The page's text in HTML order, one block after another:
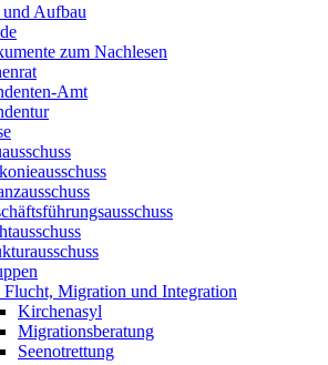
Aufbau
zum Nachlesen
Amt
Migration und Integration
Kirchenasyl
Migrationsberatung
Seenotrettung